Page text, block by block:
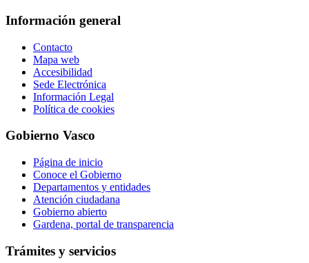
Información general
Contacto
Mapa web
Accesibilidad
Sede Electrónica
Información Legal
Política de cookies
Gobierno Vasco
Página de inicio
Conoce el Gobierno
Departamentos y entidades
Atención ciudadana
Gobierno abierto
Gardena, portal de transparencia
Trámites y servicios